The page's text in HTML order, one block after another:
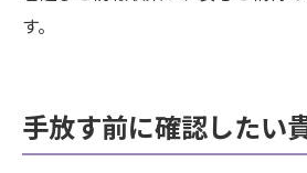
す。
手放す前に確認したい